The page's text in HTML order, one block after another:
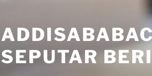
SEPUTAR